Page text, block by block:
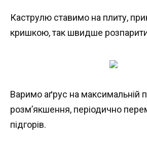
Каструлю ставимо на плиту,
кришкою, так швидше
Варимо аґрус на максимальній
розм’якшення, періодично
підгорів.